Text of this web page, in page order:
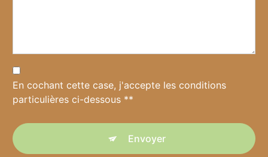
En cochant cette case, j'accepte les conditions
particulières ci-dessous **
Envoyer